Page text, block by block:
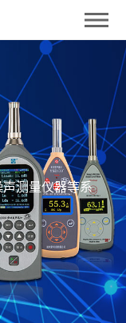
测量仪器等系